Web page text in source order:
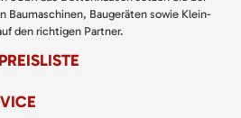
Baumaschinen, Baugeräten sowie Klein-
den richtigen Partner.